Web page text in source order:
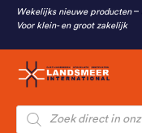
Wekelijks nieuwe producten
Voor klein- en groot zakelijk
Producten
zoeken